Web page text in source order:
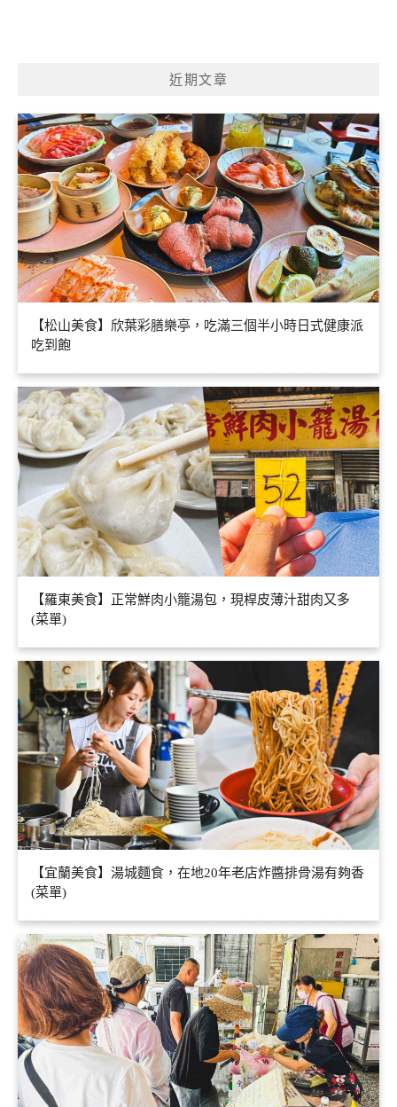
近期文章
【松山美食】欣葉彩膳樂亭，吃滿三個半小時日式健康派
吃到飽
【羅東美食】正常鮮肉小籠湯包，現桿皮薄汁甜肉又多
(菜單)
【宜蘭美食】湯城麵食，在地20年老店炸醬排骨湯有夠香
(菜單)